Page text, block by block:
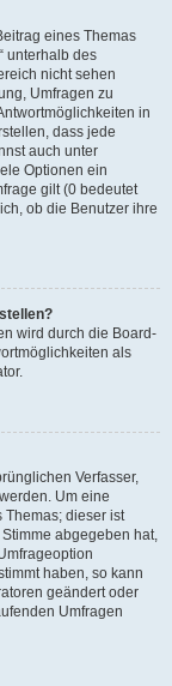
eines Themas
unterhalb des
nicht sehen
Umfragen zu
in
dass jede
auch unter
Optionen ein
gilt (0 bedeutet
ob die Benutzer ihre
wird durch die Board-
als
Verfasser,
Um eine
Themas; dieser ist
abgegeben hat,
haben, so kann
geändert oder
Umfragen